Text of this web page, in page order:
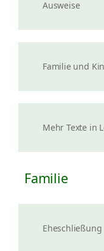
Ausweise
Familie und
Mehr Texte in
Familie
Eheschließung